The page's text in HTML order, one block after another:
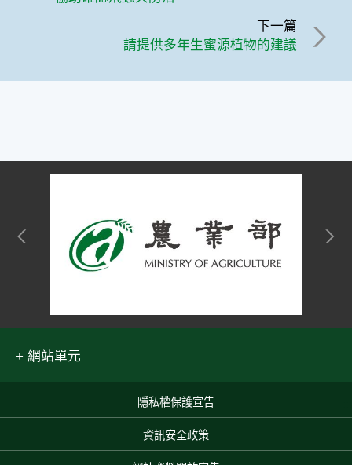
下一篇
請提供多年生蜜源植物的建議
網站單元
隱私權保護宣告
資訊安全政策